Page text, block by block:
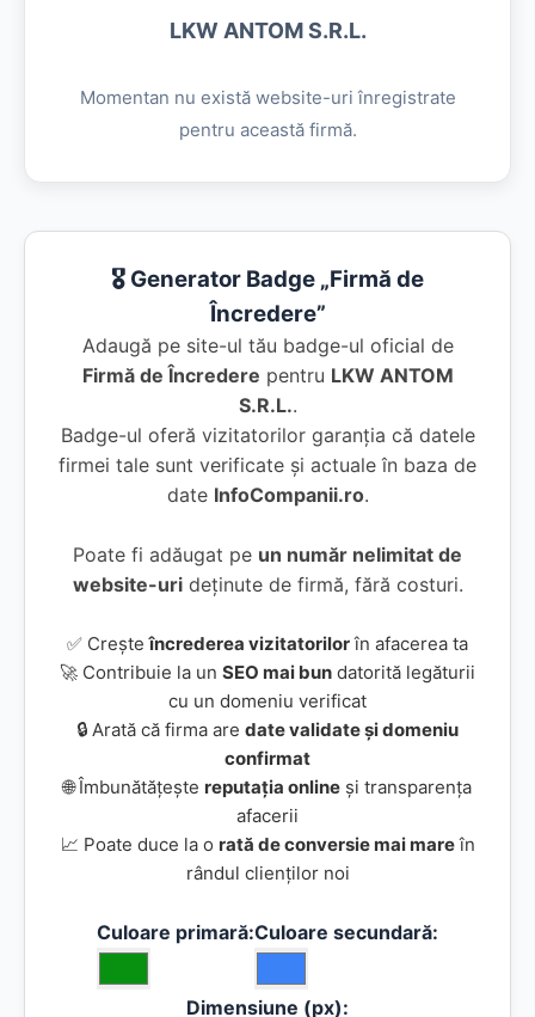
LKW ANTOM S.R.L.
Momentan nu există website-uri înregistrate
pentru această firmă.
🎖️ Generator Badge „Firmă de
Încredere”
Adaugă pe site-ul tău badge-ul oficial de
Firmă de Încredere pentru LKW ANTOM
S.R.L..
Badge-ul oferă vizitatorilor garanția că datele
firmei tale sunt verificate și actuale în baza de
date InfoCompanii.ro.
Poate fi adăugat pe un număr nelimitat de
website-urideținute de firmă, fără costuri.
✅ Creșteîncrederea vizitatorilorîn afacerea ta
🚀 Contribuie la un SEO mai bun datorită legăturii
cu un domeniu verificat
🔒 Arată că firma are date validate și domeniu
confirmat
🌐 Îmbunătățește reputația online și transparența
afacerii
📈 Poate duce la o rată de conversie mai mareîn
rândul clienților noi
Culoare primară:Culoare secundară:
Dimensiune (px):